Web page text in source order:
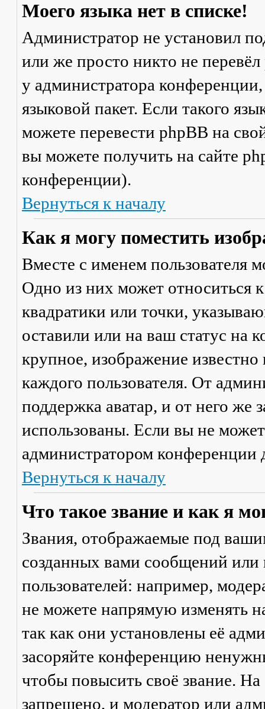
Моего языка нет в списке!
Администратор не установил
или же просто никто не
у администратора
языковой пакет. Если такого
можете перевести phpBB на
вы можете получить на сайте
конференции).
Вернуться к началу
Как я могу поместить
Вместе с именем пользователя
Одно из них может относиться
квадратики или точки,
оставили или на ваш статус на
крупное, изображение
каждого пользователя. От
поддержка аватар, и от него же
использованы. Если вы не
администратором конференции
Вернуться к началу
Что такое звание и как я
Звания, отображаемые под
созданных вами сообщений
пользователей: например,
не можете напрямую изменять
так как они установлены её
засоряйте конференцию
чтобы повысить своё звание.
запрещено, и модератор или